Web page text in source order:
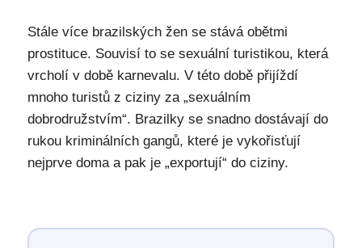
Stále více brazilských žen se stává obětmi
prostituce. Souvisí to se sexuální turistikou, která
vrcholí v době karnevalu. V této době přijíždí
mnoho turistů z ciziny za „sexuálním
dobrodružstvím“. Brazilky se snadno dostávají do
rukou kriminálních gangů, které je vykořisťují
nejprve doma a pak je „exportují“ do ciziny.